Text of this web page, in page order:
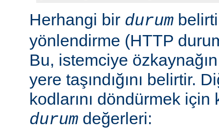
Herhangi bir durum
yönlendirme (HTTP
Bu, istemciye
yere taşındığını belirtir.
kodlarını döndürmek için
durum değerleri: